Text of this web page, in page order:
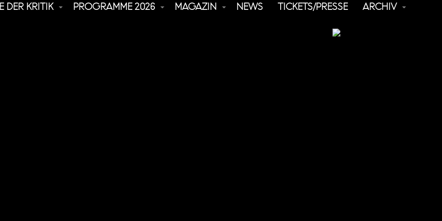
DER KRITIK PROGRAMME 2026 MAGAZIN NEWS TICKETS/PRESSE ARCHIV